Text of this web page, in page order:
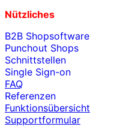
Nützliches
B2B Shopsoftware
Punchout Shops
Schnittstellen
Single Sign-on
FAQ
Referenzen
Funktionsübersicht
Supportformular